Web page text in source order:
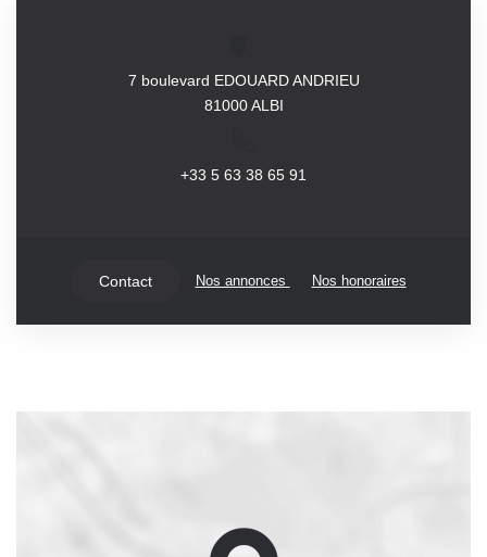
7 boulevard EDOUARD ANDRIEU
81000 ALBI
+33 5 63 38 65 91
Contact Nos annonces Nos honoraires